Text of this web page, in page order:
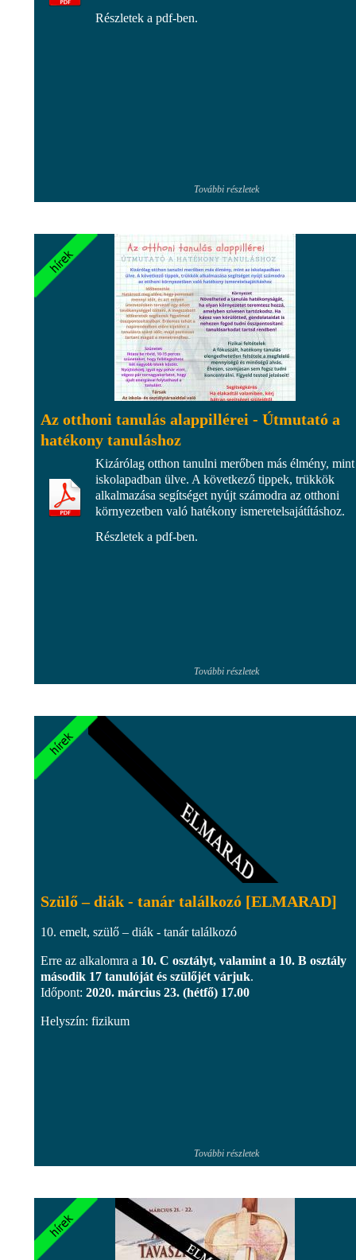
Részletek a pdf-ben.
További részletek
Az otthoni tanulás alappillérei - Útmutató a
hatékony tanuláshoz
Kizárólag otthon tanulni merőben más élmény, mint
iskolapadban ülve. A következő tippek, trükkök
alkalmazása segítséget nyújt számodra az otthoni
környezetben való hatékony ismeretelsajátításhoz.
Részletek a pdf-ben.
További részletek
Szülő – diák - tanár találkozó [ELMARAD]
10. emelt, szülő – diák - tanár találkozó
Erre az alkalomra a 10. C osztályt, valamint a 10. B osztály
második 17 tanulóját és szülőjét várjuk.
Időpont: 2020. március 23. (hétfő) 17.00
Helyszín: fizikum
További részletek